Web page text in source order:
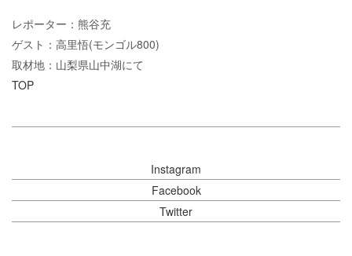
レポーター：熊谷充
ゲスト：高里悟(モンゴル800)
取材地：山梨県山中湖にて
TOP
Instagram
Facebook
Twitter